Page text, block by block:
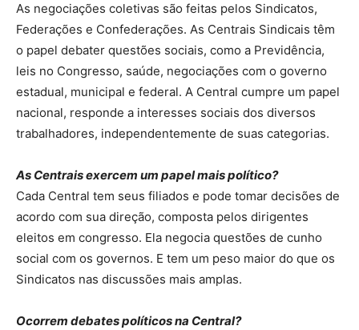
As negociações coletivas são feitas pelos Sindicatos,
Federações e Confederações. As Centrais Sindicais têm
o papel debater questões sociais, como a Previdência,
leis no Congresso, saúde, negociações com o governo
estadual, municipal e federal. A Central cumpre um papel
nacional, responde a interesses sociais dos diversos
trabalhadores, independentemente de suas categorias.
As Centrais exercem um papel mais político?
Cada Central tem seus filiados e pode tomar decisões de
acordo com sua direção, composta pelos dirigentes
eleitos em congresso. Ela negocia questões de cunho
social com os governos. E tem um peso maior do que os
Sindicatos nas discussões mais amplas.
Ocorrem debates políticos na Central?